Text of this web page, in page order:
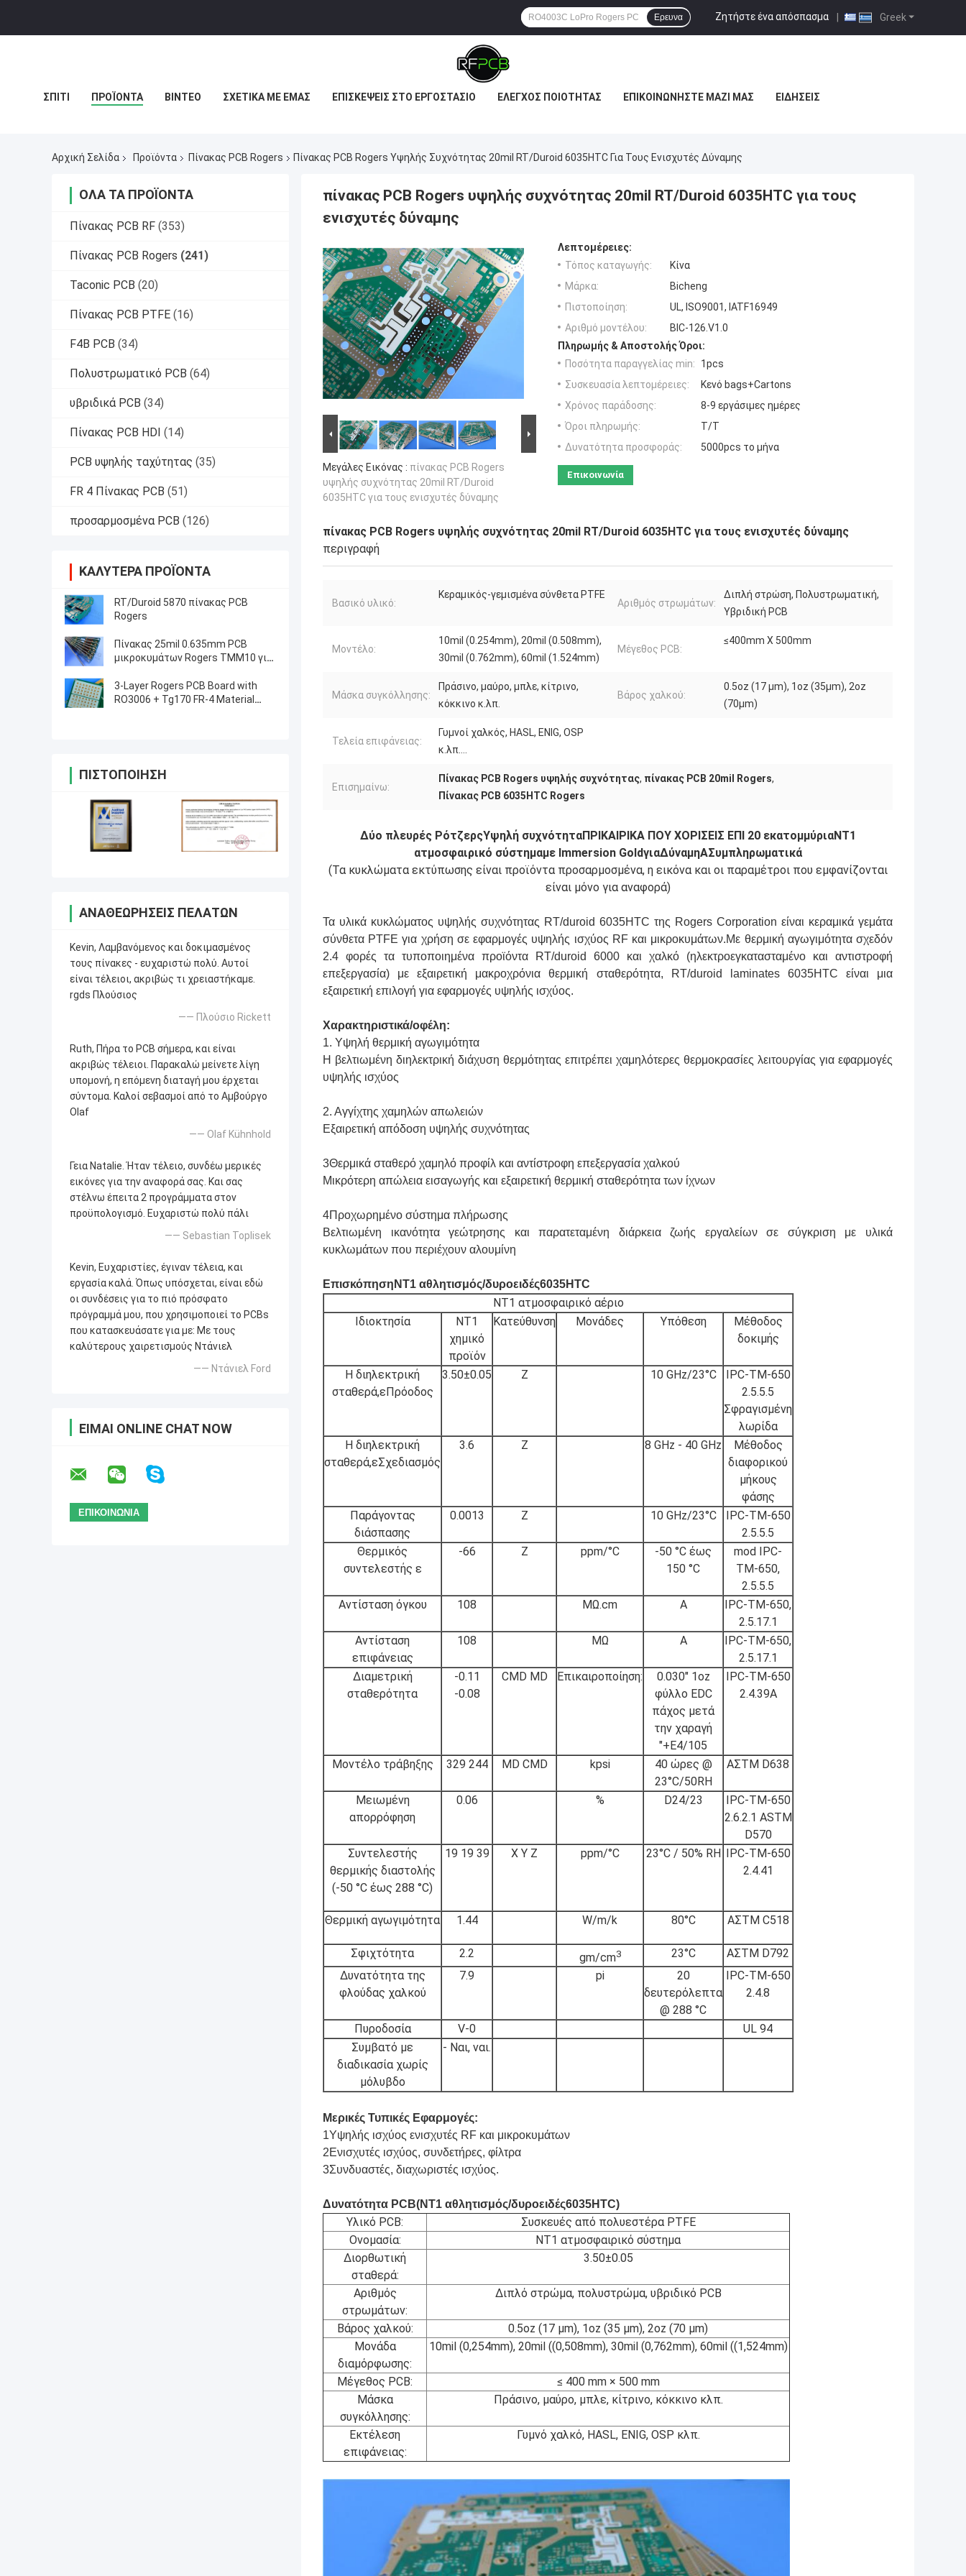
Greek
Ζητήστε ένα απόσπασμα |
Ερευνα
ΣΠΊΤΙ ΠΡΟΪΌΝΤΑ ΒΊΝΤΕΟ ΣΧΕΤΙΚΆ ΜΕ ΕΜΆΣ ΕΠΙΣΚΈΨΕΙΣ ΣΤΟ ΕΡΓΟΣΤΆΣΙΟ ΈΛΕΓΧΟΣ ΠΟΙΌΤΗΤΑΣ ΕΠΙΚΟΙΝΩΝΉΣΤΕ ΜΑΖΊ ΜΑΣ ΕΙΔΉΣΕΙΣ
Αρχική Σελίδα Προϊόντα Πίνακας PCB Rogers Πίνακας PCB Rogers Υψηλής Συχνότητας 20mil RT/Duroid 6035HTC Για Τους Ενισχυτές Δύναμης
ΌΛΑ ΤΑ ΠΡΟΪΌΝΤΑ
Πίνακας PCB RF (353)
Πίνακας PCB Rogers (241)
Taconic PCB (20)
Πίνακας PCB PTFE (16)
F4B PCB (34)
Πολυστρωματικό PCB (64)
υβριδικά PCB (34)
Πίνακας PCB HDI (14)
PCB υψηλής ταχύτητας (35)
FR 4 Πίνακας PCB (51)
προσαρμοσμένα PCB (126)
ΚΑΛΎΤΕΡΑ ΠΡΟΪΌΝΤΑ
RT/Duroid 5870 πίνακας PCB
Rogers
Πίνακας 25mil 0.635mm PCB
μικροκυμάτων Rogers TMM10 για
3-Layer Rogers PCB Board with
RO3006 + Tg170 FR-4 Material
ΠΙΣΤΟΠΟΊΗΣΗ
ΑΝΑΘΕΩΡΉΣΕΙΣ ΠΕΛΑΤΏΝ
Kevin, Λαμβανόμενος και δοκιμασμένος
τους πίνακες - ευχαριστώ πολύ. Αυτοί
είναι τέλειοι, ακριβώς τι χρειαστήκαμε.
rgds Πλούσιος
—— Πλούσιο Rickett
Ruth, Πήρα το PCB σήμερα, και είναι
ακριβώς τέλειοι. Παρακαλώ μείνετε λίγη
υπομονή, η επόμενη διαταγή μου έρχεται
σύντομα. Καλοί σεβασμοί από το Αμβούργο
Olaf
—— Olaf Kühnhold
Γεια Natalie. Ήταν τέλειο, συνδέω μερικές
εικόνες για την αναφορά σας. Και σας
στέλνω έπειτα 2 προγράμματα στον
προϋπολογισμό. Ευχαριστώ πολύ πάλι
—— Sebastian Toplisek
Kevin, Ευχαριστίες, έγιναν τέλεια, και
εργασία καλά. Όπως υπόσχεται, είναι εδώ
οι συνδέσεις για το πιό πρόσφατο
πρόγραμμά μου, που χρησιμοποιεί το PCBs
που κατασκευάσατε για με: Με τους
καλύτερους χαιρετισμούς Ντάνιελ
—— Ντάνιελ Ford
ΕΊΜΑΙ ONLINE CHAT NOW
πίνακας PCB Rogers υψηλής συχνότητας 20mil RT/Duroid 6035HTC για τους
ενισχυτές δύναμης
Μεγάλες Εικόνας : πίνακας PCB Rogers
υψηλής συχνότητας 20mil RT/Duroid
6035HTC για τους ενισχυτές δύναμης
Λεπτομέρειες:
Τόπος καταγωγής:
Κίνα
Μάρκα:
Bicheng
Πιστοποίηση:
UL, ISO9001, IATF16949
Αριθμό μοντέλου:
BIC-126.V1.0
Πληρωμής & Αποστολής Όροι:
Ποσότητα παραγγελίας min:
1pcs
Συσκευασία λεπτομέρειες:
Κενό bags+Cartons
Χρόνος παράδοσης:
8-9 εργάσιμες ημέρες
Όροι πληρωμής:
T/T
Δυνατότητα προσφοράς:
5000pcs το μήνα
Επικοινωνία
πίνακας PCB Rogers υψηλής συχνότητας 20mil RT/Duroid 6035HTC για τους ενισχυτές δύναμης
περιγραφή
Βασικό υλικό:
Κεραμικός-γεμισμένα σύνθετα PTFE
Αριθμός στρωμάτων:
Διπλή στρώση, Πολυστρωματική,
Υβριδική PCB
Μοντέλο:
10mil (0.254mm), 20mil (0.508mm),
30mil (0.762mm), 60mil (1.524mm)
Μέγεθος PCB:
≤400mm X 500mm
Μάσκα συγκόλλησης:
Πράσινο, μαύρο, μπλε, κίτρινο,
κόκκινο κ.λπ.
Βάρος χαλκού:
0.5oz (17 µm), 1oz (35µm), 2oz
(70µm)
Τελεία επιφάνειας:
Γυμνοί χαλκός, HASL, ENIG, OSP
κ.λπ….
Επισημαίνω:
Πίνακας PCB Rogers υψηλής συχνότητας, πίνακας PCB 20mil Rogers,
Πίνακας PCB 6035HTC Rogers
Δύο πλευρές ΡότζερςΥψηλή συχνότηταΠΡΙΚΑΙΡΙΚΑ ΠΟΥ ΧΟΡΙΣΕΙΣ ΕΠΙ 20 εκατομμύριαNT1
ατμοσφαιρικό σύστημαμε Immersion GoldγιαΔύναμηΑΣυμπληρωματικά
(Τα κυκλώματα εκτύπωσης είναι προϊόντα προσαρμοσμένα, η εικόνα και οι παραμέτροι που εμφανίζονται
είναι μόνο για αναφορά)
Τα υλικά κυκλώματος υψηλής συχνότητας RT/duroid 6035HTC της Rogers Corporation είναι κεραμικά γεμάτα
σύνθετα PTFE για χρήση σε εφαρμογές υψηλής ισχύος RF και μικροκυμάτων.Με θερμική αγωγιμότητα σχεδόν
2.4 φορές τα τυποποιημένα προϊόντα RT/duroid 6000 και
χαλκό (ηλεκτροεγκατασταμένο και αντιστροφή
επεξεργασία) με εξαιρετική μακροχρόνια θερμική σταθερότητα, RT/duroid laminates 6035HTC είναι μια
εξαιρετική επιλογή για εφαρμογές υψηλής ισχύος.
Χαρακτηριστικά/οφέλη:
1. Υψηλή θερμική αγωγιμότητα
Η βελτιωμένη διηλεκτρική διάχυση θερμότητας επιτρέπει χαμηλότερες θερμοκρασίες λειτουργίας για εφαρμογές
υψηλής ισχύος
2. Αγγίχτης χαμηλών απωλειών
Εξαιρετική απόδοση υψηλής συχνότητας
3Θερμικά σταθερό χαμηλό προφίλ και αντίστροφη επεξεργασία χαλκού
Μικρότερη απώλεια εισαγωγής και εξαιρετική θερμική σταθερότητα των ίχνων
4Προχωρημένο σύστημα πλήρωσης
Βελτιωμένη ικανότητα γεώτρησης και παρατεταμένη διάρκεια ζωής εργαλείων σε σύγκριση με υλικά
κυκλωμάτων που περιέχουν αλουμίνη
Επισκόπηση NT1 αθλητισμός/δυροειδές6035HTC
NT1 ατμοσφαιρικό αέριο
Ιδιοκτησία
NT1
χημικό
προϊόν
Κατεύθυνση Μονάδες Υπόθεση
Μέθοδος
δοκιμής
Η διηλεκτρική
σταθερά,εΠρόοδος
3.50±0.05 Z 10 GHz/23°C
IPC-TM-650
2.5.5.5
Σφραγισμένη
λωρίδα
Η διηλεκτρική
σταθερά,εΣχεδιασμός
3.6 Z 8 GHz - 40 GHz
Μέθοδος
διαφορικού
μήκους
φάσης
Παράγοντας
διάσπασης
0.0013 Z 10 GHz/23°C
IPC-TM-650
2.5.5.5
Θερμικός
συντελεστής ε
-66 Z ppm/°C
-50 °C έως
150 °C
mod IPC-
TM-650,
2.5.5.5
Αντίσταση όγκου
108 MΩ.cm Α
IPC-TM-650,
2.5.17.1
Αντίσταση
επιφάνειας
108 MΩ Α
IPC-TM-650,
2.5.17.1
Διαμετρική
σταθερότητα
-0.11
-0.08
CMD MD Επικαιροποίηση:
0.030" 1oz
φύλλο EDC
πάχος μετά
την χαραγή
"+E4/105
IPC-TM-650
2.4.39Α
Μοντέλο τράβηξης 329 244 MD CMD kpsi
40 ώρες @
23°C/50RH
ΑΣTM D638
Μειωμένη
απορρόφηση
0.06 % D24/23
IPC-TM-650
2.6.2.1 ASTM
D570
Συντελεστής
θερμικής διαστολής
(-50 °C έως 288 °C)
19 19 39 X Y Z ppm/°C 23°C / 50% RH
IPC-TM-650
2.4.41
Θερμική αγωγιμότητα 1.44 W/m/k 80°C ΑΣTM C518
Σφιχτότητα 2.2 gm/cm3 23°C
ΑΣTM D792
Δυνατότητα της
φλούδας χαλκού
7.9 pi
20
δευτερόλεπτα
@ 288 °C
IPC-TM-650
2.4.8
Πυροδοσία V-0
UL 94
Συμβατό με
διαδικασία χωρίς
μόλυβδο
- Ναι, ναι.
Μερικές Τυπικές Εφαρμογές:
1Υψηλής ισχύος ενισχυτές RF και μικροκυμάτων
2Ενισχυτές ισχύος, συνδετήρες, φίλτρα
3Συνδυαστές, διαχωριστές ισχύος.
Δυνατότητα PCB(NT1 αθλητισμός/δυροειδές6035HTC)
Υλικό PCB:
Συσκευές από πολυεστέρα PTFE
Ονομασία:
NT1 ατμοσφαιρικό σύστημα
Διορθωτική
σταθερά:
3.50±0.05
Αριθμός
στρωμάτων:
Διπλό στρώμα, πολυστρώμα, υβριδικό PCB
Βάρος χαλκού:
0.5oz (17 μm), 1oz (35 μm), 2oz (70 μm)
Μονάδα
διαμόρφωσης:
10mil (0,254mm), 20mil ((0,508mm), 30mil (0,762mm), 60mil ((1,524mm)
Μέγεθος PCB:
≤ 400 mm × 500 mm
Μάσκα
συγκόλλησης:
Πράσινο, μαύρο, μπλε, κίτρινο, κόκκινο κλπ.
Εκτέλεση
επιφάνειας:
Γυμνό χαλκό, HASL, ENIG, OSP κλπ.